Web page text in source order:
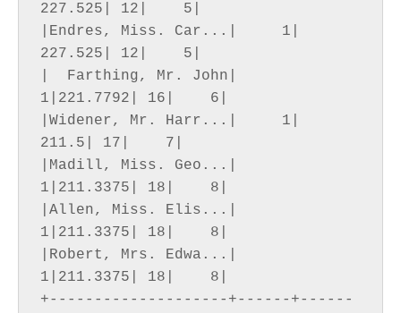
227.525| 12|    5|
|Endres, Miss. Car...|     1|
227.525| 12|    5|
|  Farthing, Mr. John|
1|221.7792| 16|    6|
|Widener, Mr. Harr...|     1|
211.5| 17|    7|
|Madill, Miss. Geo...|
1|211.3375| 18|    8|
|Allen, Miss. Elis...|
1|211.3375| 18|    8|
|Robert, Mrs. Edwa...|
1|211.3375| 18|    8|
+--------------------+------+------